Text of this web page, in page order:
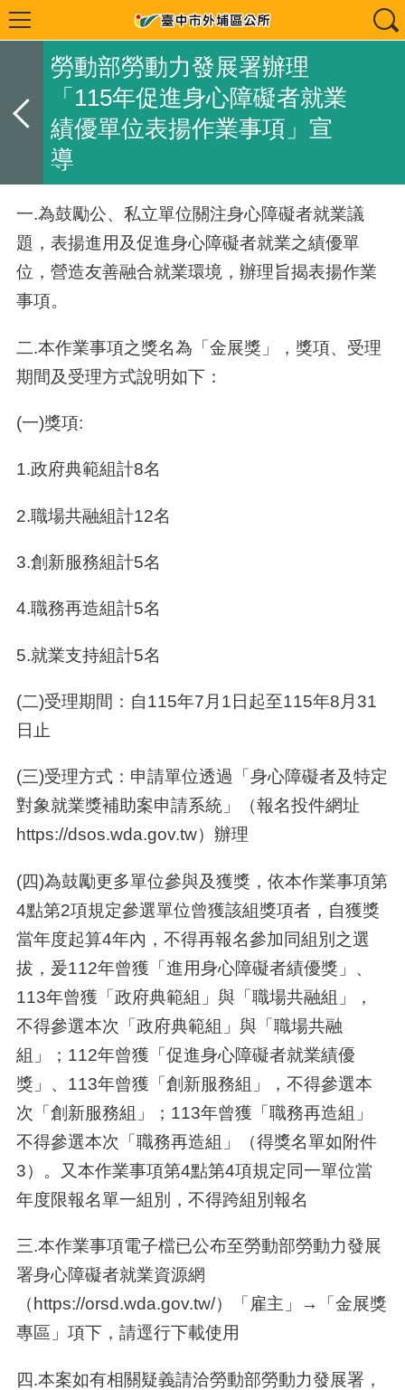
勞動部勞動力發展署辦理
「115年促進身心障礙者就業
績優單位表揚作業事項」宣
導
一.為鼓勵公、私立單位關注身心障礙者就業議
題，表揚進用及促進身心障礙者就業之績優單
位，營造友善融合就業環境，辦理旨揭表揚作業
事項。
二.本作業事項之獎名為「金展獎」，獎項、受理
期間及受理方式說明如下：
(一)獎項:
1.政府典範組計8名
2.職場共融組計12名
3.創新服務組計5名
4.職務再造組計5名
5.就業支持組計5名
(二)受理期間：自115年7月1日起至115年8月31
日止
(三)受理方式：申請單位透過「身心障礙者及特定
對象就業獎補助案申請系統」（報名投件網址
https://dsos.wda.gov.tw）辦理
(四)為鼓勵更多單位參與及獲獎，依本作業事項第
4點第2項規定參選單位曾獲該組獎項者，自獲獎
當年度起算4年內，不得再報名參加同組別之選
拔，爰112年曾獲「進用身心障礙者績優獎」、
113年曾獲「政府典範組」與「職場共融組」，
不得參選本次「政府典範組」與「職場共融
組」；112年曾獲「促進身心障礙者就業績優
獎」、113年曾獲「創新服務組」，不得參選本
次「創新服務組」；113年曾獲「職務再造組」
不得參選本次「職務再造組」（得獎名單如附件
3）。又本作業事項第4點第4項規定同一單位當
年度限報名單一組別，不得跨組別報名
三.本作業事項電子檔已公布至勞動部勞動力發展
署身心障礙者就業資源網
（https://orsd.wda.gov.tw/）「雇主」→「金展獎
專區」項下，請逕行下載使用
四.本案如有相關疑義請洽勞動部勞動力發展署，